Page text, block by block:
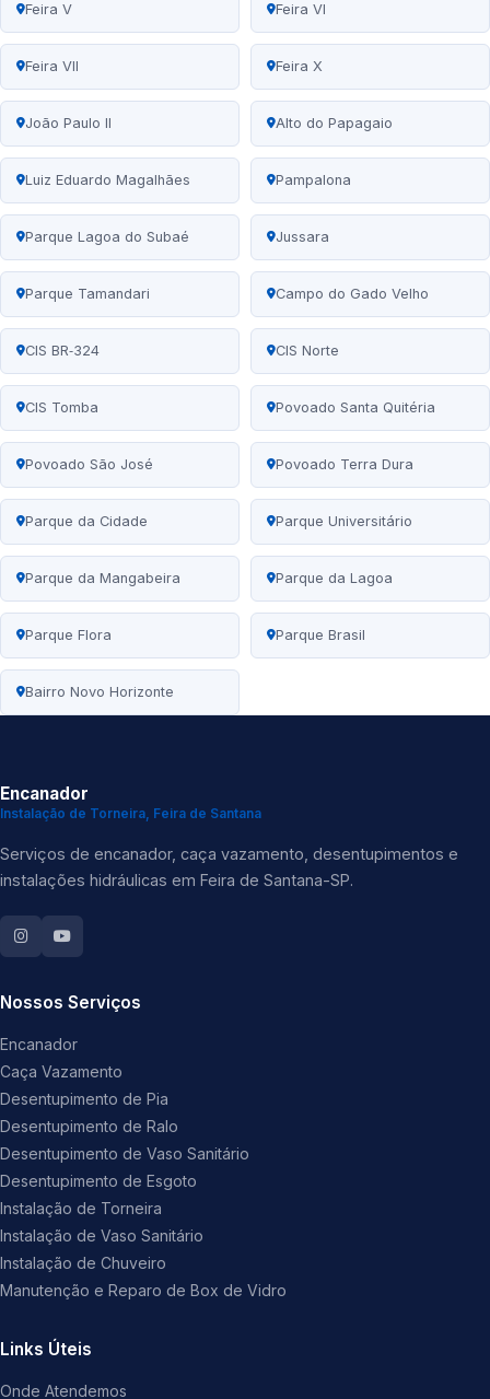
Feira V Feira VI
Feira VII Feira X
João Paulo II Alto do Papagaio
Luiz Eduardo Magalhães Pampalona
Parque Lagoa do Subaé Jussara
Parque Tamandari Campo do Gado Velho
CIS BR‑324 CIS Norte
CIS Tomba Povoado Santa Quitéria
Povoado São José Povoado Terra Dura
Parque da Cidade Parque Universitário
Parque da Mangabeira Parque da Lagoa
Parque Flora Parque Brasil
Bairro Novo Horizonte
Encanador
Instalação de Torneira, Feira de Santana
Serviços de encanador, caça vazamento, desentupimentos e
instalações hidráulicas em Feira de Santana-SP.
Nossos Serviços
Encanador
Caça Vazamento
Desentupimento de Pia
Desentupimento de Ralo
Desentupimento de Vaso Sanitário
Desentupimento de Esgoto
Instalação de Torneira
Instalação de Vaso Sanitário
Instalação de Chuveiro
Manutenção e Reparo de Box de Vidro
Links Úteis
Onde Atendemos